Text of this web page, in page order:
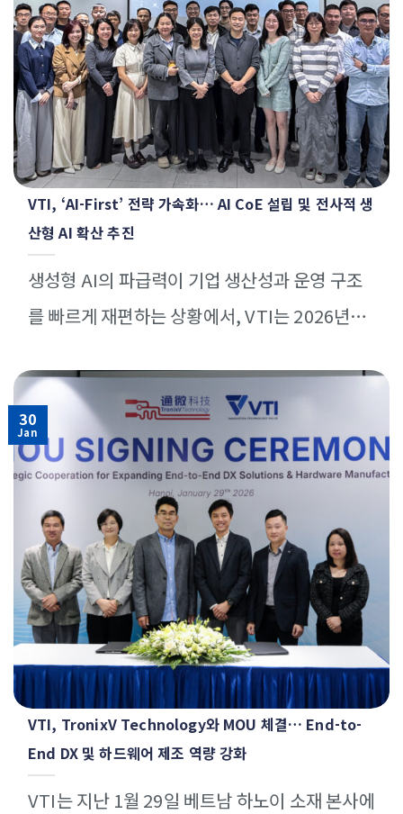
VTI, ‘AI-First’ 전략 가속화… AI CoE 설립 및 전사적 생
산형 AI 확산 추진
생성형 AI의 파급력이 기업 생산성과 운영 구조
를 빠르게 재편하는 상황에서, VTI는 2026년을
정했습니다. 전 엔지니어의 [...]
VTI, TronixV Technology와 MOU 체결… End-to-
End DX 및 하드웨어 제조 역량 강화
VTI는 지난 1월 29일 베트남 하노이 소재 본사에
30
Jan